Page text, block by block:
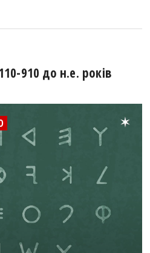
910 до н.е. років